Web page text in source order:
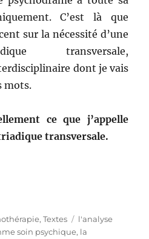
C’est là que
sur la nécessité d’une
transversale,
dont je vais
mots.
ce que j’appelle
transversale.
,Textes Étiquettes
l'analyse
soin psychique, la